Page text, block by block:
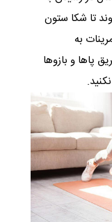
تا شکا ستون
به
پاها و بازوها